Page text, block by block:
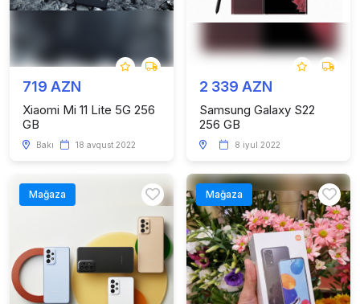
719 AZN
Xiaomi Mi 11 Lite 5G 256
GB
Bakı 18 avqust 2022
2 339 AZN
Samsung Galaxy S22
256 GB
8 iyul 2022
Mağaza Mağaza